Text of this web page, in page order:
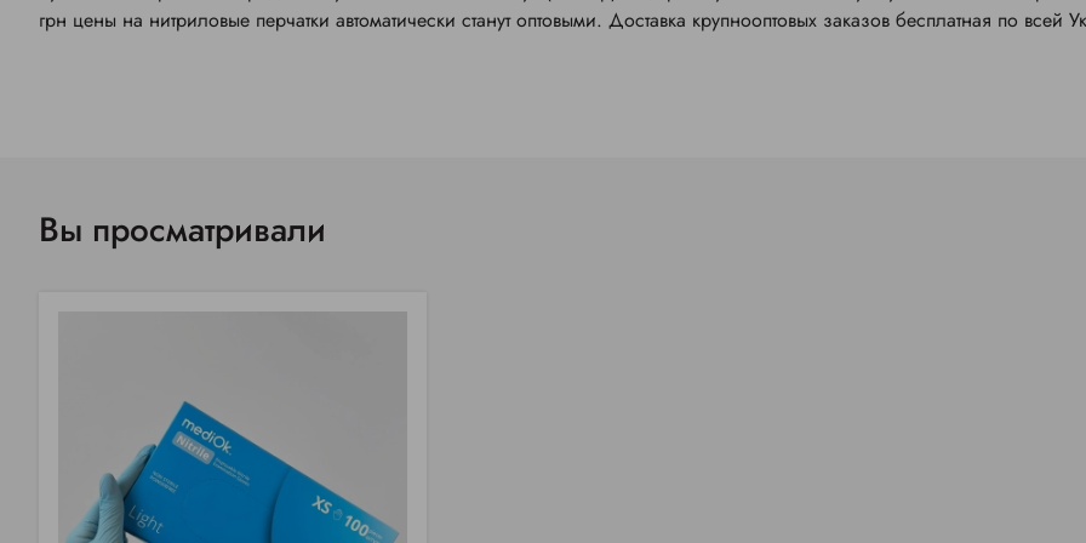
грн цены на нитриловые перчатки автоматически станут оптовыми. Доставка крупнооптовых заказов бесплатная по всей
Вы просматривали